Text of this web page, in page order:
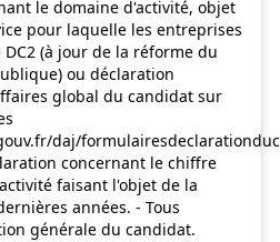
le domaine d'activité, objet
pour laquelle les entreprises
(à jour de la réforme du
ou déclaration
global du candidat sur
daj/
concernant le chiffre
faisant l'objet de la
années. - Tous
générale du candidat.